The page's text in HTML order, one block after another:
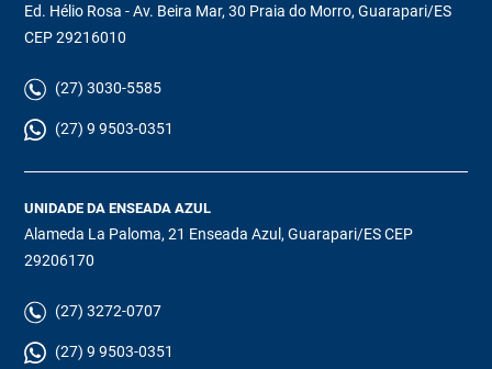
Ed. Hélio Rosa - Av. Beira Mar, 30 Praia do Morro, Guarapari/ES
CEP 29216010
(27) 3030-5585
(27) 9 9503-0351
UNIDADE DA ENSEADA AZUL
Alameda La Paloma, 21 Enseada Azul, Guarapari/ES CEP
29206170
(27) 3272-0707
(27) 9 9503-0351